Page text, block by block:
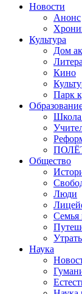
Новости
Анонс
Культура
Дом
Кино
Парк
Школа
ПОЛЁТ
Общество
Люди
Семья
Наука